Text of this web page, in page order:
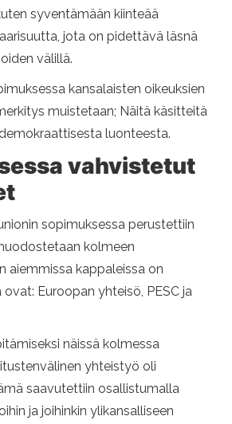
syventämään kiinteää
jota on pidettävä läsnä
välillä.
kansalaisten oikeuksien
muistetaan; Näitä käsitteitä
luonteesta.
vahvistetut
sopimuksessa perustettiin
kolmeen
aiemmissa kappaleissa on
Euroopan yhteisö, PESC ja
näissä kolmessa
yhteistyö oli
saavutettiin osallistumalla
ja joihinkin ylikansalliseen